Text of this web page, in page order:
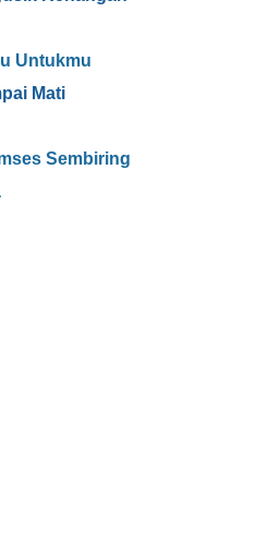
Untukmu
Mati
Sembiring